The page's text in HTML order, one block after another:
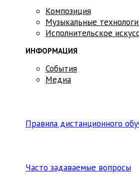
Композиция
Музыкальные
Исполнительское
ИНФОРМАЦИЯ
События
Медиа
Правила дистанционного
Часто задаваемые вопросы